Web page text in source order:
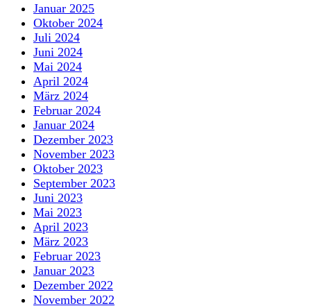
Januar 2025
Oktober 2024
Juli 2024
Juni 2024
Mai 2024
April 2024
März 2024
Februar 2024
Januar 2024
Dezember 2023
November 2023
Oktober 2023
September 2023
Juni 2023
Mai 2023
April 2023
März 2023
Februar 2023
Januar 2023
Dezember 2022
November 2022